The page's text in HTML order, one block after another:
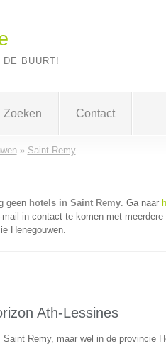
BUURT!
Zoeken Contact
» Saint Remy
geen hotels in Saint Remy. Ga naar
in contact te komen met
Henegouwen.
Ath-Lessines
Remy, maar wel in de provincie